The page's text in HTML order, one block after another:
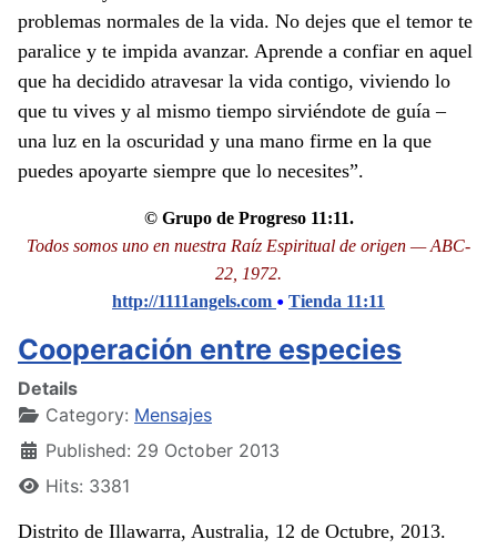
problemas normales de la vida. No dejes que el temor te
paralice y te impida avanzar. Aprende a confiar en aquel
que ha decidido atravesar la vida contigo, viviendo lo
que tu vives y al mismo tiempo sirviéndote de guía –
una luz en la oscuridad y una mano firme en la que
puedes apoyarte siempre que lo necesites”.
© Grupo de Progreso 11:11.
Todos somos uno en nuestra Raíz Espiritual de origen — ABC-
22, 1972.
http://1111angels.com • Tienda 11:11
Cooperación entre especies
Details
Category: Mensajes
Published: 29 October 2013
Hits: 3381
Distrito de Illawarra, Australia, 12 de Octubre, 2013.